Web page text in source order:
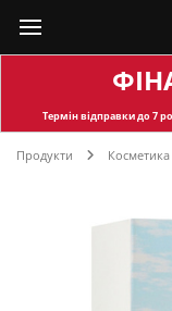
Термін відправкидо 7
Продукти Косметика